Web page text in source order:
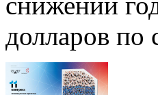
долларов по